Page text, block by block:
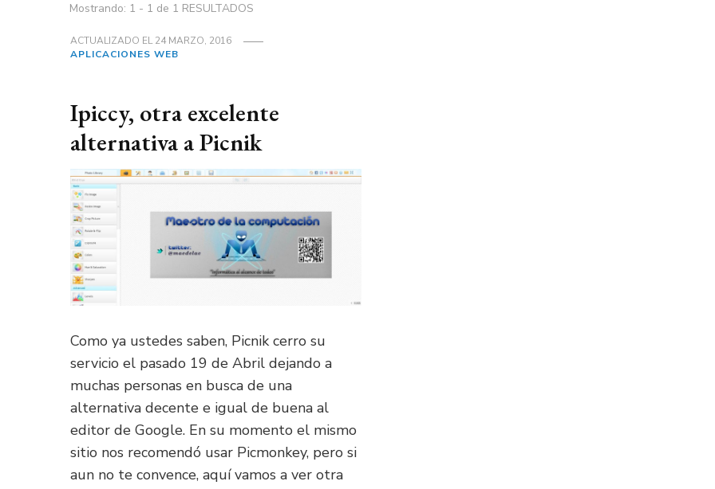
Mostrando: 1 - 1 de 1 RESULTADOS
ACTUALIZADO EL24 MARZO, 2016
APLICACIONES WEB
Ipiccy, otra excelente
alternativa a Picnik
Como ya ustedes saben, Picnik cerro su
servicio el pasado 19 de Abril dejando a
muchas personas en busca de una
alternativa decente e igual de buena al
editor de Google. En su momento el mismo
sitio nos recomendó usar Picmonkey, pero si
aun no te convence, aquí vamos a ver otra